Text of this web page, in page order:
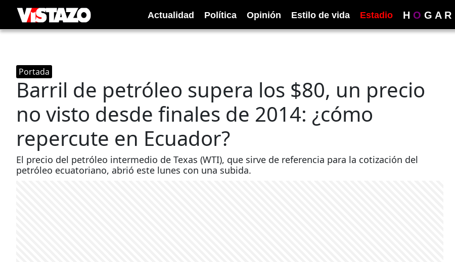
Actualidad Política Opinión Estilo de vida Estadio H O G A R
Portada
Barril de petróleo supera los $80, un precio
no visto desde finales de 2014: ¿cómo
repercute en Ecuador?
El precio del petróleo intermedio de Texas (WTI), que sirve de referencia para la cotización del
petróleo ecuatoriano, abrió este lunes con una subida.